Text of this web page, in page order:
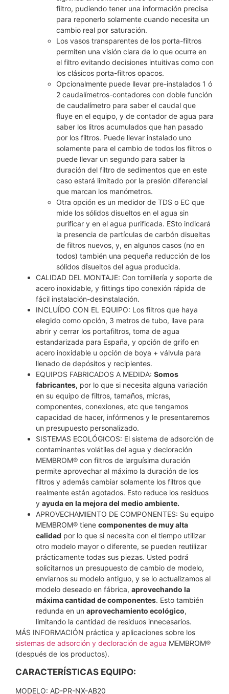
filtro, pudiendo tener una información precisa
para reponerlo solamente cuando necesita un
cambio real por saturación.
Los vasos transparentes de los porta-filtros
permiten una visión clara de lo que ocurre en
el filtro evitando decisiones intuitivas como con
los clásicos porta-filtros opacos.
Opcionalmente puede llevar pre-instalados 1 ó
2 caudalímetros-contadores con doble función
de caudalímetro para saber el caudal que
fluye en el equipo, y de contador de agua para
saber los litros acumulados que han pasado
por los filtros. Puede llevar instalado uno
solamente para el cambio de todos los filtros o
puede llevar un segundo para saber la
duración del filtro de sedimentos que en este
caso estará limitado por la presión diferencial
que marcan los manómetros.
Otra opción es un medidor de TDS o EC que
mide los sólidos disueltos en el agua sin
purificar y en el agua purificada. ESto indicará
la presencia de partículas de carbón disueltas
de filtros nuevos, y, en algunos casos (no en
todos) también una pequeña reducción de los
sólidos disueltos del agua producida.
CALIDAD DEL MONTAJE: Con tornillería y soporte de
acero inoxidable, y fittings tipo conexión rápida de
fácil instalación-desinstalación.
INCLUÍDO CON EL EQUIPO: Los filtros que haya
elegido como opción, 3 metros de tubo, llave para
abrir y cerrar los portafiltros, toma de agua
estandarizada para España, y opción de grifo en
acero inoxidable u opción de boya + válvula para
llenado de depósitos y recipientes.
EQUIPOS FABRICADOS A MEDIDA: Somos
fabricantes, por lo que si necesita alguna variación
en su equipo de filtros, tamaños, micras,
componentes, conexiones, etc que tengamos
capacidad de hacer, infórmenos y le presentaremos
un presupuesto personalizado.
SISTEMAS ECOLÓGICOS: El sistema de adsorción de
contaminantes volátiles del agua y decloración
MEMBROM® con filtros de larguísima duración
permite aprovechar al máximo la duración de los
filtros y además cambiar solamente los filtros que
realmente están agotados. Esto reduce los residuos
y ayuda en la mejora del medio ambiente.
APROVECHAMIENTO DE COMPONENTES: Su equipo
MEMBROM® tiene componentes de muy alta
calidad por lo que si necesita con el tiempo utilizar
otro modelo mayor o diferente, se pueden reutilizar
prácticamente todas sus piezas. Usted podrá
solicitarnos un presupuesto de cambio de modelo,
enviarnos su modelo antiguo, y se lo actualizamos al
modelo deseado en fábrica, aprovechando la
máxima cantidad de componentes. Esto también
redunda en un aprovechamiento ecológico,
limitando la cantidad de residuos innecesarios.
MÁS INFORMACIÓN práctica y aplicaciones sobre los
sistemas de adsorción y decloración de agua MEMBROM®
(después de los productos).
CARACTERÍSTICAS EQUIPO:
MODELO: AD-PR-NX-AB20